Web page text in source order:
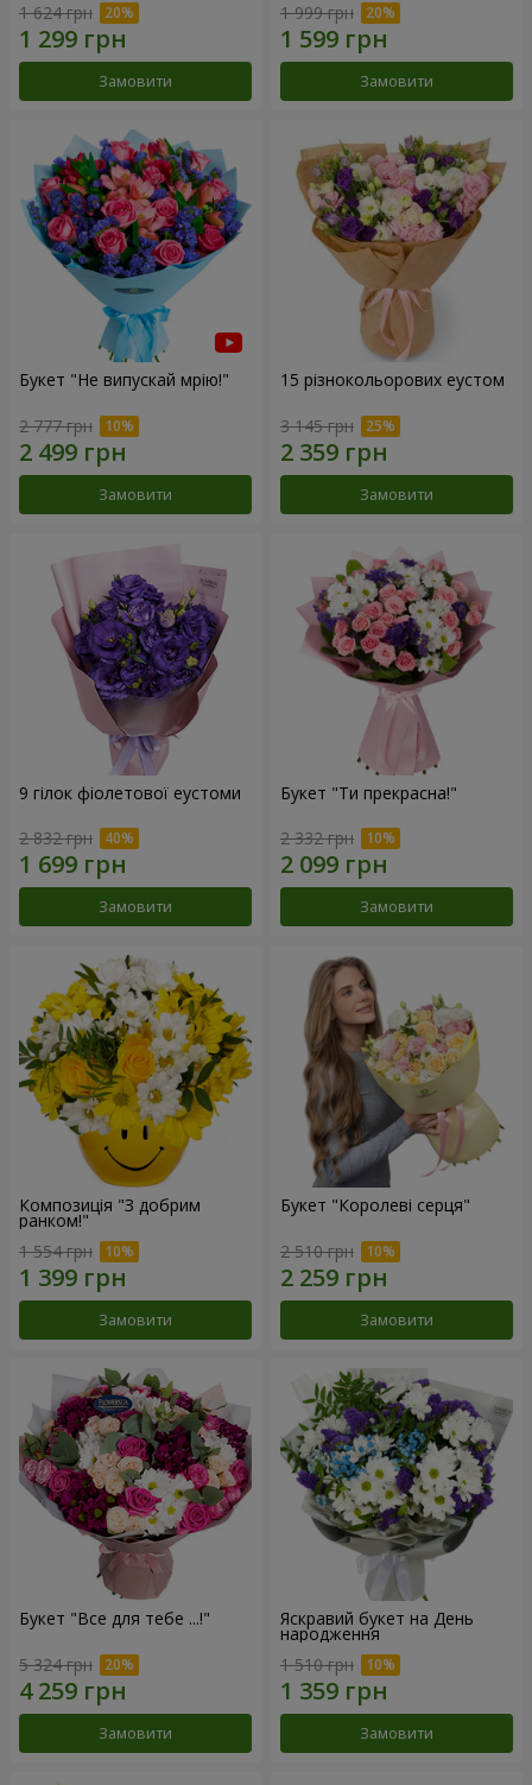
1 624 грн
Замовити
1 999 грн
Замовити
Букет "Не випускай мрію!"
2 777 грн
Замовити
15 різнокольорових еустом
3 145 грн
Замовити
9 гілок фіолетової еустоми
2 832 грн
Замовити
Букет "Ти прекрасна!"
2 332 грн
Замовити
Композиція "З добрим
ранком!"
1 554 грн
Замовити
Букет "Королеві серця"
2 510 грн
Замовити
Букет "Все для тебе ...!"
5 324 грн
Замовити
Яскравий букет на День
народження
1 510 грн
Замовити